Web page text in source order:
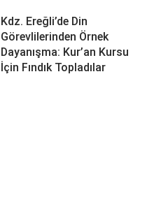
Kdz. Ereğli’de Din
Görevlilerinden Örnek
Dayanışma: Kur’an Kursu
İçin Fındık Topladılar